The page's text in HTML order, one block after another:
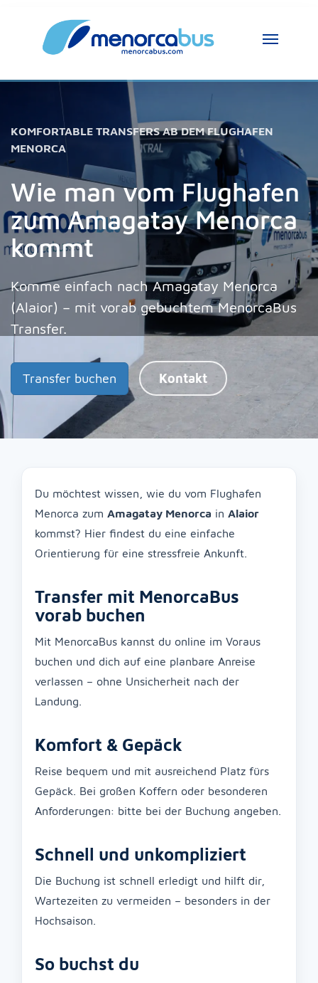
KOMFORTABLE TRANSFERS AB DEM FLUGHAFEN
MENORCA
Wie man vom Flughafen
zum Amagatay Menorca
kommt
Komme einfach nach Amagatay Menorca
(Alaior) – mit vorab gebuchtem MenorcaBus
Transfer.
Transfer buchen Kontakt
Du möchtest wissen, wie du vom Flughafen
Menorca zum Amagatay Menorca in Alaior
kommst? Hier findest du eine einfache
Orientierung für eine stressfreie Ankunft.
Transfer mit MenorcaBus
vorab buchen
Mit MenorcaBus kannst du online im Voraus
buchen und dich auf eine planbare Anreise
verlassen – ohne Unsicherheit nach der
Landung.
Komfort & Gepäck
Reise bequem und mit ausreichend Platz fürs
Gepäck. Bei großen Koffern oder besonderen
Anforderungen: bitte bei der Buchung angeben.
Schnell und unkompliziert
Die Buchung ist schnell erledigt und hilft dir,
Wartezeiten zu vermeiden – besonders in der
Hochsaison.
So buchst du